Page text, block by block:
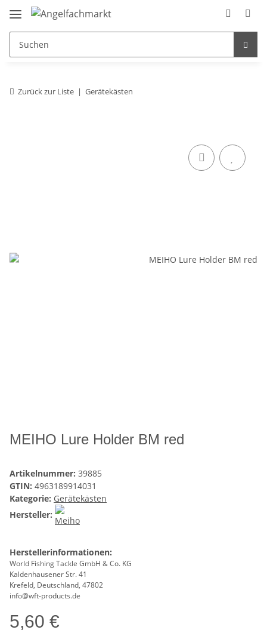
Zurück zur Liste Gerätekästen
MEIHO Lure Holder BM red
Artikelnummer: 39885
GTIN: 4963189914031
Kategorie: Gerätekästen
Hersteller:
Herstellerinformationen:
World Fishing Tackle GmbH & Co. KG
Kaldenhausener Str. 41
Krefeld, Deutschland, 47802
info@wft-products.de
5,60 €